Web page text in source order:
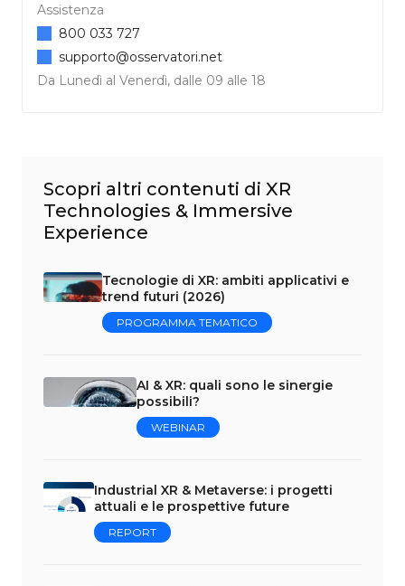
Assistenza
Da Lunedì al Venerdì, dalle 09 alle 18
800 033 727
supporto@osservatori.net
Scopri altri contenuti di XR
Technologies & Immersive
Experience
Tecnologie di XR: ambiti applicativi e
trend futuri (2026)
PROGRAMMA TEMATICO
AI & XR: quali sono le sinergie
possibili?
WEBINAR
Industrial XR & Metaverse: i progetti
attuali e le prospettive future
REPORT